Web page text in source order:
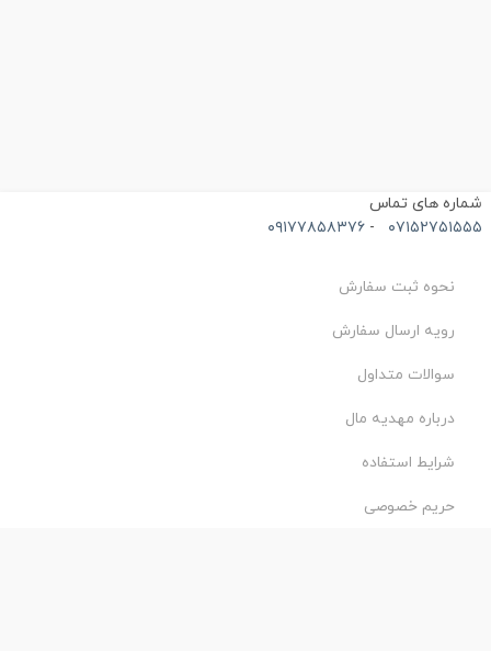
های تماس
- ۰۹۱۷۷۸۵۸۳۷۶
نحوه ثبت سفارش
رویه ارسال سفارش
سوالات متداول
درباره مهدیه مال
شرایط استفاده
حریم خصوصی